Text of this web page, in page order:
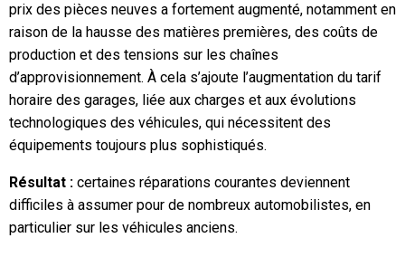
prix des pièces neuves a fortement augmenté, notamment en
raison de la hausse des matières premières, des coûts de
production et des tensions sur les chaînes
d’approvisionnement. À cela s’ajoute l’augmentation du tarif
horaire des garages, liée aux charges et aux évolutions
technologiques des véhicules, qui nécessitent des
équipements toujours plus sophistiqués.
Résultat : certaines réparations courantes deviennent
difficiles à assumer pour de nombreux automobilistes, en
particulier sur les véhicules anciens.